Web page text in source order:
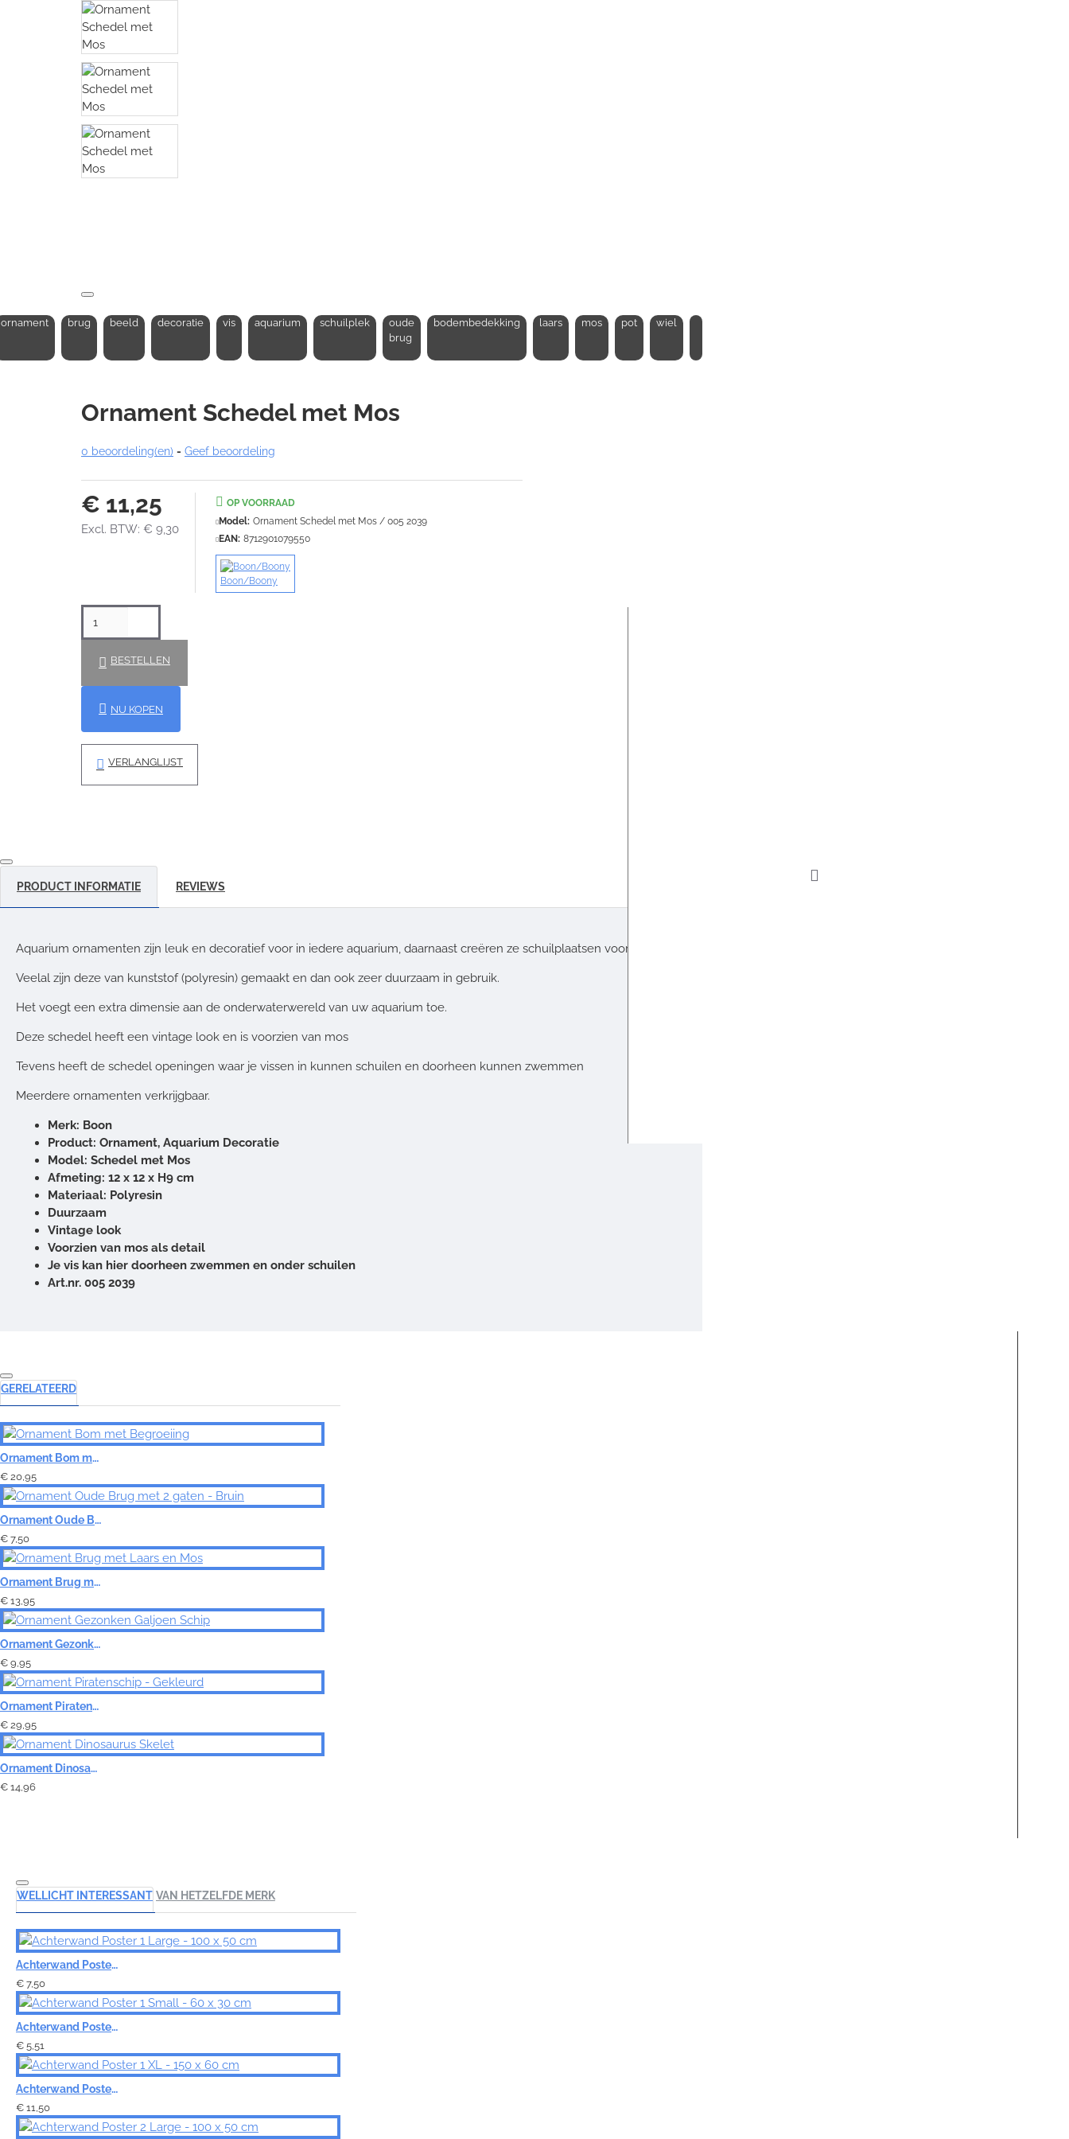
ornament brug beeld decoratie vis aquarium schuilplek
oude
brug
bodembedekking laars mos pot wiel
Ornament Schedel met Mos
0 beoordeling(en) - Geef beoordeling
€ 11,25
Excl. BTW: € 9,30
OP VOORRAAD
Model: Ornament Schedel met Mos / 005 2039
EAN: 8712901079550
Boon/Boony
BESTELLEN
NU KOPEN
VERLANGLIJST
PRODUCT INFORMATIE REVIEWS
Aquarium ornamenten zijn leuk en decoratief voor in iedere aquarium, daarnaast creëren ze schuilplaatsen voor de vissen.
Veelal zijn deze van kunststof (polyresin) gemaakt en dan ook zeer duurzaam in gebruik.
Het voegt een extra dimensie aan de onderwaterwereld van uw aquarium toe.
Deze schedel heeft een vintage look en is voorzien van mos
Tevens heeft de schedel openingen waar je vissen in kunnen schuilen en doorheen kunnen zwemmen
Meerdere ornamenten verkrijgbaar.
Merk: Boon
Product: Ornament, Aquarium Decoratie
Model: Schedel met Mos
Afmeting: 12 x 12 x H9 cm
Materiaal: Polyresin
Duurzaam
Vintage look
Voorzien van mos als detail
Je vis kan hier doorheen zwemmen en onder schuilen
Art.nr. 005 2039
GERELATEERD
Ornament Bom met Begroeiing
€ 20,95
Ornament Oude Brug met 2 gaten - Bruin
€ 7,50
Ornament Brug met Laars en Mos
€ 13,95
Ornament Gezonken Galjoen Schip
€ 9,95
Ornament Piratenschip - Gekleurd
€ 29,95
Ornament Dinosaurus Skelet
€ 14,96
WELLICHT INTERESSANT VAN HETZELFDE MERK
Achterwand Poster 1 Large - 100 x 50 cm
€ 7,50
Achterwand Poster 1 Small - 60 x 30 cm
€ 5,51
Achterwand Poster 1 XL - 150 x 60 cm
€ 11,50